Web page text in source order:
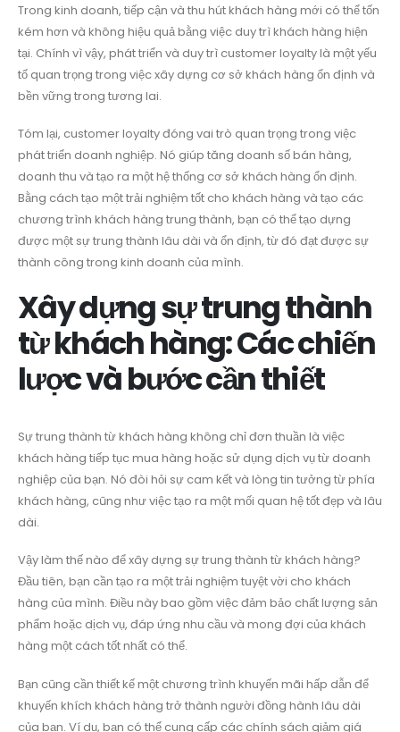
Trong kinh doanh, tiếp cận và thu hút khách hàng mới có thể tốn
kém hơn và không hiệu quả bằng việc duy trì khách hàng hiện
tại. Chính vì vậy, phát triển và duy trì customer loyalty là một yếu
tố quan trọng trong việc xây dựng cơ sở khách hàng ổn định và
bền vững trong tương lai.
Tóm lại, customer loyalty đóng vai trò quan trọng trong việc
phát triển doanh nghiệp. Nó giúp tăng doanh số bán hàng,
doanh thu và tạo ra một hệ thống cơ sở khách hàng ổn định.
Bằng cách tạo một trải nghiệm tốt cho khách hàng và tạo các
chương trình khách hàng trung thành, bạn có thể tạo dựng
được một sự trung thành lâu dài và ổn định, từ đó đạt được sự
thành công trong kinh doanh của mình.
Xây dựng sự trung thành
từ khách hàng: Các chiến
lược và bước cần thiết
Sự trung thành từ khách hàng không chỉ đơn thuần là việc
khách hàng tiếp tục mua hàng hoặc sử dụng dịch vụ từ doanh
nghiệp của bạn. Nó đòi hỏi sự cam kết và lòng tin tưởng từ phía
khách hàng, cũng như việc tạo ra một mối quan hệ tốt đẹp và lâu
dài.
Vậy làm thế nào để xây dựng sự trung thành từ khách hàng?
Đầu tiên, bạn cần tạo ra một trải nghiệm tuyệt vời cho khách
hàng của mình. Điều này bao gồm việc đảm bảo chất lượng sản
phẩm hoặc dịch vụ, đáp ứng nhu cầu và mong đợi của khách
hàng một cách tốt nhất có thể.
Bạn cũng cần thiết kế một chương trình khuyến mãi hấp dẫn để
khuyến khích khách hàng trở thành người đồng hành lâu dài
của bạn. Ví dụ, bạn có thể cung cấp các chính sách giảm giá